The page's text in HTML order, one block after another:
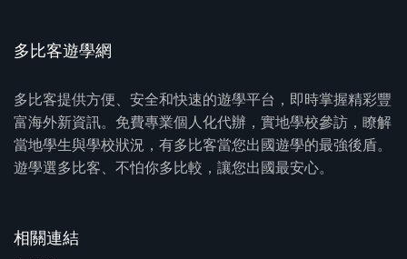
多比客遊學網
多比客提供方便、安全和快速的遊學平台，即時掌握精彩豐
富海外新資訊。免費專業個人化代辦，實地學校參訪，瞭解
當地學生與學校狀況，有多比客當您出國遊學的最強後盾。
遊學選多比客、不怕你多比較，讓您出國最安心。
相關連結